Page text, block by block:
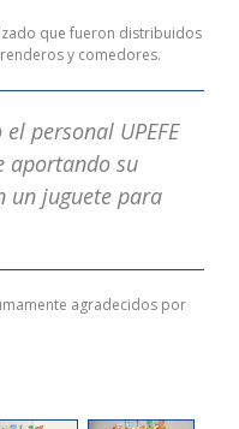
que fueron distribuidos
y comedores.
personal UPEFE
aportando su
un juguete para
agradecidos por